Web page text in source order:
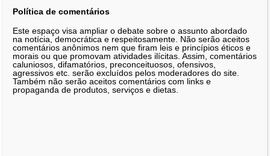
Política de comentários
Este espaço visa ampliar o debate sobre o assunto abordado
na notícia, democrática e respeitosamente. Não serão aceitos
comentários anônimos nem que firam leis e princípios éticos e
morais ou que promovam atividades ilícitas. Assim, comentários
caluniosos, difamatórios, preconceituosos, ofensivos,
agressivos etc. serão excluídos pelos moderadores do site.
Também não serão aceitos comentários com links e
propaganda de produtos, serviços e dietas.